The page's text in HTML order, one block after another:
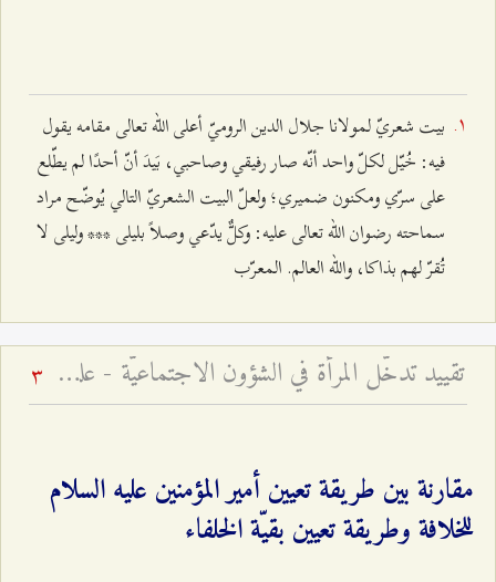
بيت شعريّ لمولانا جلال الدين الروميّ أعلى الله تعالى مقامه يقول
فيه: خُيّل لكلّ واحد أنّه صار رفيقي وصاحبي، بَيدَ أنّ أحدًا لم يطّلع
على سرّي ومكنون ضميري؛ ولعلّ البيت الشعريّ التالي يُوضّح مراد
سماحته رضوان الله تعالى عليه: وكلٌّ يدّعي وصلاً بليلى *** وليلى لا
تُقرّ لهم بذاكا، والله العالم. المعرّب
تقييد تدخّل المرأة في الشؤون الاجتماعيّة - علل وأسباب 3
مقارنة بين طريقة تعيين أمير المؤمنين عليه السلام
للخلافة وطريقة تعيين بقيّة الخلفاء